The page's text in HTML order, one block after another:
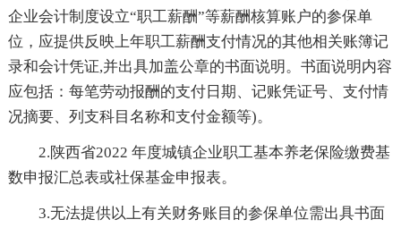
企业会计制度设立“职工薪酬”等薪酬核算账户的参保单
位，应提供反映上年职工薪酬支付情况的其他相关账簿记
录和会计凭证,并出具加盖公章的书面说明。书面说明内容
应包括：每笔劳动报酬的支付日期、记账凭证号、支付情
况摘要、列支科目名称和支付金额等)。
2.陕西省2022 年度城镇企业职工基本养老保险缴费基
数申报汇总表或社保基金申报表。
3.无法提供以上有关财务账目的参保单位需出具书面